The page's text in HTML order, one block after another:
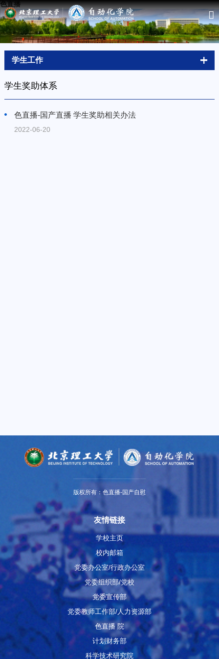
色直播
学生工作
学生奖助体系
色直播-国产直播 学生奖助相关办法
2022-06-20
版权所有：色直播-国产自慰
友情链接
学校主页
校内邮箱
党委办公室/行政办公室
党委组织部/党校
党委宣传部
党委教师工作部/人力资源部
色直播 院
计划财务部
科学技术研究院